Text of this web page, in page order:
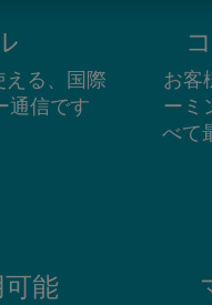
る、国際
通信です
お客
ーミ
べて
能